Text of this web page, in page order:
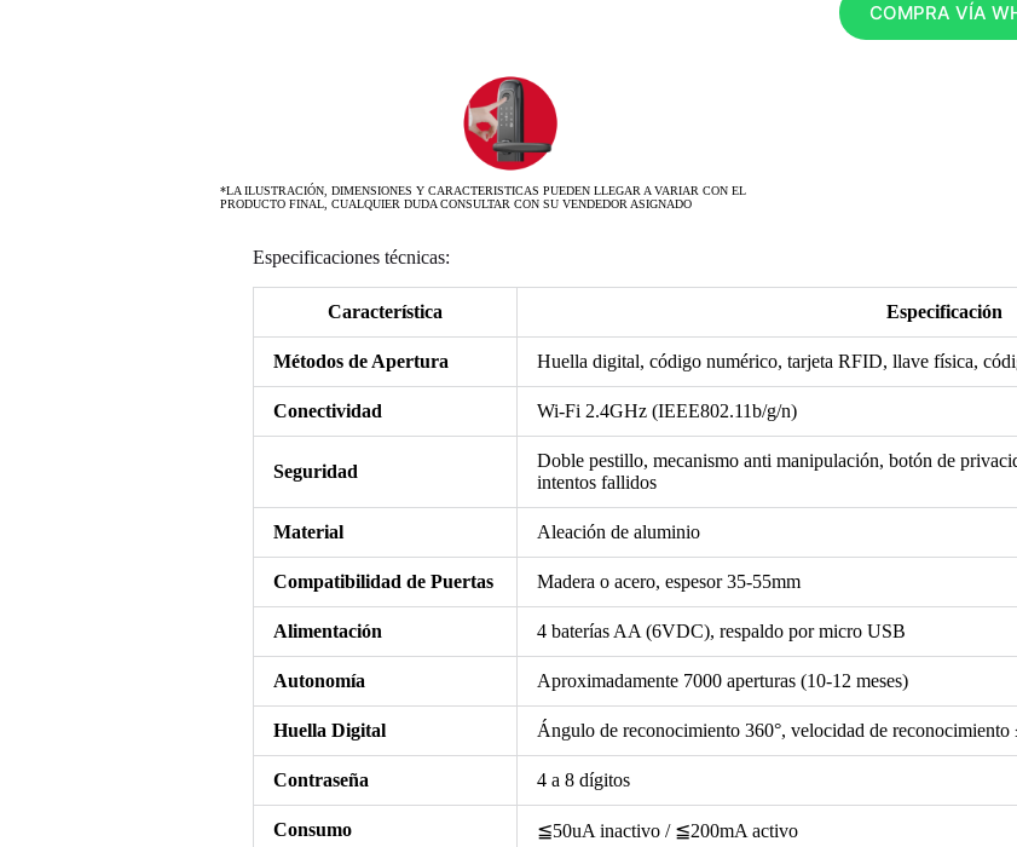
*LA ILUSTRACIÓN, DIMENSIONES Y CARACTERISTICAS PUEDEN LLEGAR A VARIAR CON EL
PRODUCTO FINAL, CUALQUIER DUDA CONSULTAR CON SU VENDEDOR ASIGNADO
COMPRA VÍA
Especificaciones técnicas:
Característica Especificación
Métodos de Apertura Huella digital, código numérico, tarjeta RFID, llave física,
Conectividad Wi-Fi 2.4GHz (IEEE802.11b/g/n)
Seguridad
Doble pestillo, mecanismo anti manipulación, botón de
intentos fallidos
Material Aleación de aluminio
Compatibilidad de Puertas Madera o acero, espesor 35-55mm
Alimentación 4 baterías AA (6VDC), respaldo por micro USB
Autonomía Aproximadamente 7000 aperturas (10-12 meses)
Huella Digital Ángulo de reconocimiento 360°, velocidad de reconocimiento
Contraseña 4 a 8 dígitos
Consumo ≦50uA inactivo / ≦200mA activo